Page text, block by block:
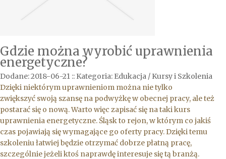
Gdzie można wyrobić uprawnienia
energetyczne?
Dodane: 2018-06-21 :: Kategoria: Edukacja / Kursy i Szkolenia
Dzięki niektórym uprawnieniom można nie tylko
zwiększyć swoją szansę na podwyżkę w obecnej pracy, ale też
postarać się o nową. Warto więc zapisać się na taki kurs
uprawnienia energetyczne. Śląsk to rejon, w którym co jakiś
czas pojawiają się wymagające go oferty pracy. Dzięki temu
szkoleniu łatwiej będzie otrzymać dobrze płatną pracę,
szczególnie jeżeli ktoś naprawdę interesuje się tą branżą.